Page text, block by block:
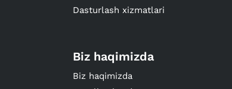
Dasturlash xizmatlari
Biz haqimizda
Biz haqimizda